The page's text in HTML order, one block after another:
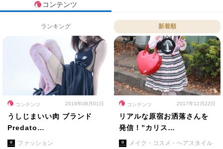
コンテンツ
ランキング 新着順
コンテンツ 2019年08月01日
うしじまいい肉 ブランド
Predato…
ファッション
コンテンツ 2017年12月22日
リアルな原宿お洒落さんを
発信！”カリス…
メイク・コスメ・ヘアスタイル